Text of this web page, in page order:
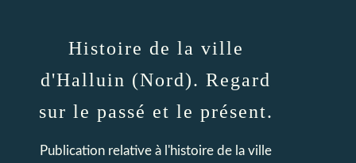
Histoire de la ville
d'Halluin (Nord). Regard
sur le passé et le présent.
Publication relative à l'histoire de la ville